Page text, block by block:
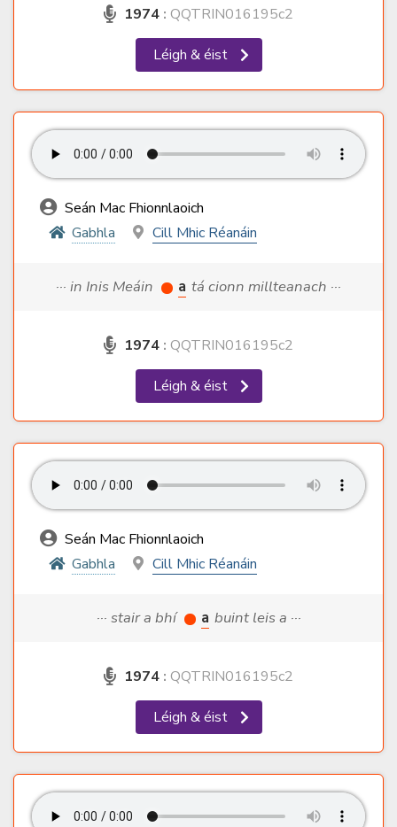
1974 : QQTRIN016195c2
Léigh & éist
Seán Mac Fhionnlaoich
Gabhla
Cill Mhic Réanáin
··· in Inis Meáin a tá cionn millteanach ···
1974 : QQTRIN016195c2
Léigh & éist
Seán Mac Fhionnlaoich
Gabhla
Cill Mhic Réanáin
··· stair a bhí a buint leis a ···
1974 : QQTRIN016195c2
Léigh & éist